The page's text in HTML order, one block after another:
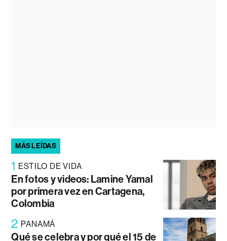
MÁS LEÍDAS
1 ESTILO DE VIDA
En fotos y videos: Lamine Yamal
por primera vez en Cartagena,
Colombia
2 PANAMÁ
Qué se celebra y por qué el 15 de